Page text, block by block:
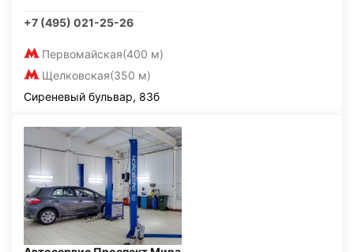
+7 (495) 021-25-26
Первомайская(400 м)
Щелковская(350 м)
Сиреневый бульвар, 83б